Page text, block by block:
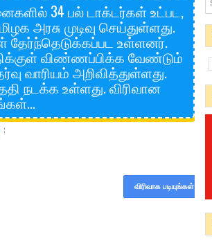
34 பல் டாக்டர்கள் உட்பட,
அரசு முடிவு செய்துள்ளது.
தேர்ந்தெடுக்கப்பட உள்ளனர்.
விண்ணப்பிக்க வேண்டும்
வாரியம் அறிவித்துள்ளது.
நடக்க உள்ளது. விரிவான
விரிவாக படியுங்கள்